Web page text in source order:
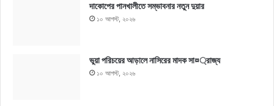
দাকোপের পানখালীতে সম্ভাবনার নতুন দুয়ার
১০ আগস্ট, ২০২৬
ভুয়া পরিচয়ের আড়ালে নাসিরের মাদক সা¤্রাজ্য
১০ আগস্ট, ২০২৬